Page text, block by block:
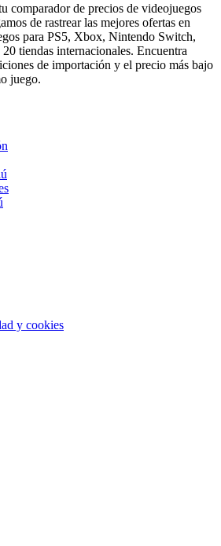
comparador de precios de videojuegos
de rastrear las mejores ofertas en
para PS5, Xbox, Nintendo Switch,
tiendas internacionales. Encuentra
de importación y el precio más bajo
juego.
y cookies